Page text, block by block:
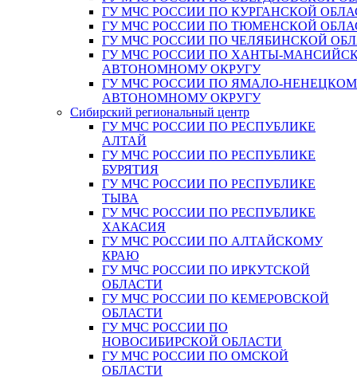
ГУ МЧС РОССИИ ПО КУРГАНСКОЙ
ГУ МЧС РОССИИ ПО ТЮМЕНСКОЙ
ГУ МЧС РОССИИ ПО ЧЕЛЯБИНСКОЙ
ГУ МЧС РОССИИ ПО ХАНТЫ-
АВТОНОМНОМУ ОКРУГУ
ГУ МЧС РОССИИ ПО ЯМАЛО-
АВТОНОМНОМУ ОКРУГУ
Сибирский региональный центр
ГУ МЧС РОССИИ ПО РЕСПУБЛИКЕ
АЛТАЙ
ГУ МЧС РОССИИ ПО РЕСПУБЛИКЕ
БУРЯТИЯ
ГУ МЧС РОССИИ ПО РЕСПУБЛИКЕ
ТЫВА
ГУ МЧС РОССИИ ПО РЕСПУБЛИКЕ
ХАКАСИЯ
ГУ МЧС РОССИИ ПО АЛТАЙСКОМУ
КРАЮ
ГУ МЧС РОССИИ ПО ИРКУТСКОЙ
ОБЛАСТИ
ГУ МЧС РОССИИ ПО КЕМЕРОВСКОЙ
ОБЛАСТИ
ГУ МЧС РОССИИ ПО
НОВОСИБИРСКОЙ ОБЛАСТИ
ГУ МЧС РОССИИ ПО ОМСКОЙ
ОБЛАСТИ